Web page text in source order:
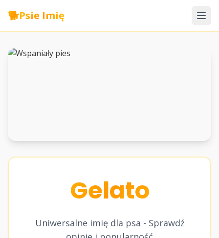
🐕Psie Imię
Gelato
Uniwersalne imię dla psa - Sprawdź